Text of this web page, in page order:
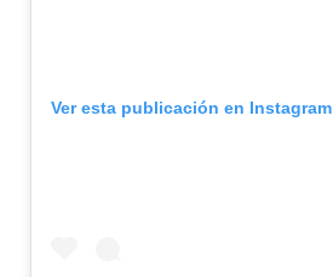
Ver esta publicación en Instagram